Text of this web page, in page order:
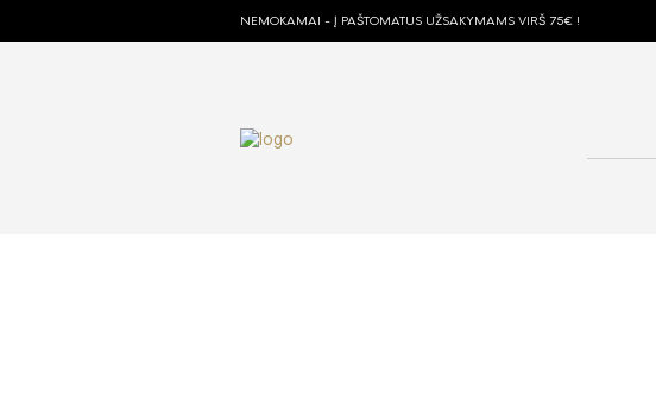
NEMOKAMAI - Į PAŠTOMATUS UŽSAKYMAMS VIRŠ 75€ !